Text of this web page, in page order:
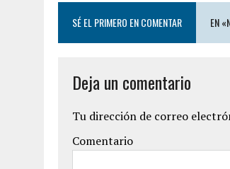
SÉ EL PRIMERO EN COMENTAR EN
Deja un comentario
Tu dirección de correo
Comentario